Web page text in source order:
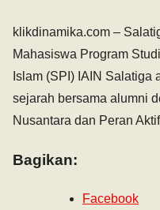
klikdinamika.com –
Mahasiswa Program
Islam (SPI) IAIN Salatiga
sejarah bersama alumni
Nusantara dan Peran
Bagikan:
Facebook